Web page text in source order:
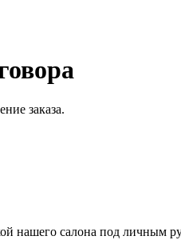
заказа.
нашего салона под личным